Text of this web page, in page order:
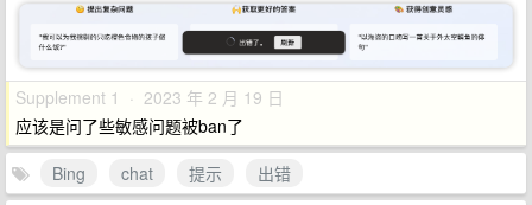
Supplement 1 · 2023 年 2 月 19 日
应该是问了些敏感问题被ban了
Bing
chat 提示
出错